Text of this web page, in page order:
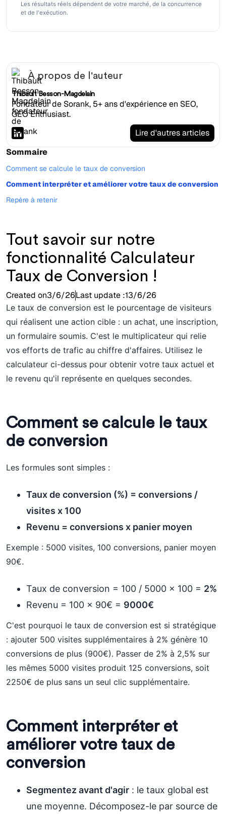
Les résultats réels dépendent de votre marché, de la concurrence
et de l'exécution.
À propos de l'auteur
Thibault Besson-Magdelain
Fondateur de Sorank, 5+ ans d'expérience en SEO,
GEO Enthusiast.
Lire d'autres articles
Sommaire
Comment se calcule le taux de conversion
Comment interpréter et améliorer votre taux de conversion
Repère à retenir
Tout savoir sur notre
fonctionnalité Calculateur
Taux de Conversion !
Created on3/6/26Last update :13/6/26
Le taux de conversion est le pourcentage de visiteurs
qui réalisent une action cible : un achat, une inscription,
un formulaire soumis. C'est le multiplicateur qui relie
vos efforts de trafic au chiffre d'affaires. Utilisez le
calculateur ci-dessus pour obtenir votre taux actuel et
le revenu qu'il représente en quelques secondes.
Comment se calcule le taux
de conversion
Les formules sont simples :
Taux de conversion (%) = conversions /
visites x 100
Revenu = conversions x panier moyen
Exemple : 5000 visites, 100 conversions, panier moyen
90€.
Taux de conversion = 100 / 5000 x 100 = 2%
Revenu = 100 x 90€ = 9000€
C'est pourquoi le taux de conversion est si stratégique
: ajouter 500 visites supplémentaires à 2% génère 10
conversions de plus (900€). Passer de 2% à 2,5% sur
les mêmes 5000 visites produit 125 conversions, soit
2250€ de plus sans un seul clic supplémentaire.
Comment interpréter et
améliorer votre taux de
conversion
Segmentez avant d'agir : le taux global est
une moyenne. Décomposez-le par source de